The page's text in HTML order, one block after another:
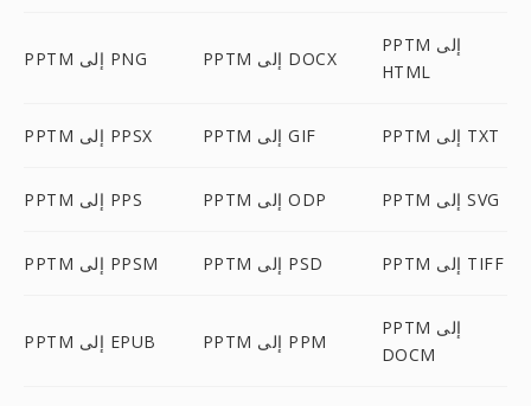
PPTM إلى PNG PPTM إلى DOCX
PPTM إلى
HTML
PPTM إلى PPSX PPTM إلى GIF PPTM إلى TXT
PPTM إلى PPS PPTM إلى ODP PPTM إلى SVG
PPTM إلى PPSM PPTM إلى PSD PPTM إلى TIFF
PPTM إلى EPUB PPTM إلى PPM
PPTM إلى
DOCM